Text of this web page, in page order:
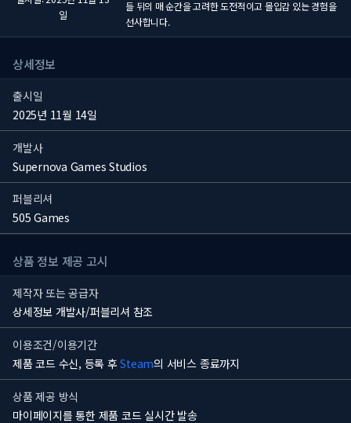
일
들 뒤의 매 순간을 고려한 도전적이고 몰입감 있는 경험을
선사합니다.
상세정보
출시일
2025년 11월 14일
개발사
Supernova Games Studios
퍼블리셔
505 Games
상품 정보 제공 고시
제작자 또는 공급자
상세정보 개발사/퍼블리셔 참조
이용조건/이용기간
제품 코드 수신, 등록 후Steam의 서비스 종료까지
상품 제공 방식
마이페이지를 통한 제품 코드 실시간 발송